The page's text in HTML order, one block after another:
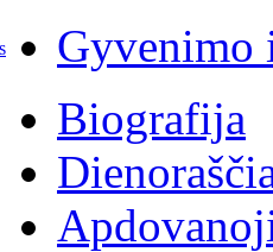
Gyvenimo
Biografija